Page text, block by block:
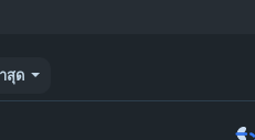
สุด